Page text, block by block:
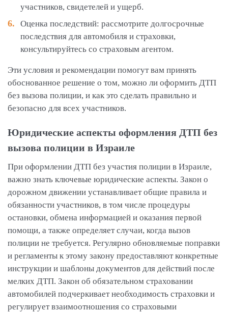
участников, свидетелей и ущерб.
Оценка последствий: рассмотрите долгосрочные
последствия для автомобиля и страховки,
консультируйтесь со страховым агентом.
Эти условия и рекомендации помогут вам принять
обоснованное решение о том, можно ли оформить ДТП
без вызова полиции, и как это сделать правильно и
безопасно для всех участников.
Юридические аспекты оформления ДТП без
вызова полиции в Израиле
При оформлении ДТП без участия полиции в Израиле,
важно знать ключевые юридические аспекты. Закон о
дорожном движении устанавливает общие правила и
обязанности участников, в том числе процедуры
остановки, обмена информацией и оказания первой
помощи, а также определяет случаи, когда вызов
полиции не требуется. Регулярно обновляемые поправки
и регламенты к этому закону предоставляют конкретные
инструкции и шаблоны документов для действий после
мелких ДТП. Закон об обязательном страховании
автомобилей подчеркивает необходимость страховки и
регулирует взаимоотношения со страховыми